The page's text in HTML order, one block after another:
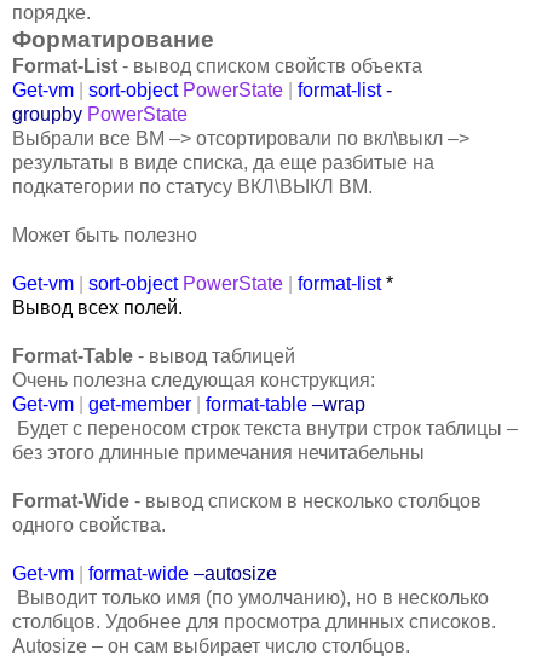
порядке.
Форматирование
Format-List - вывод списком свойств объекта
Get-vm
sort-object PowerState format-list -
groupby PowerState
Выбрали все ВМ –> отсортировали по вкл\выкл –>
результаты в виде списка, да еще разбитые на
подкатегории по статусу ВКЛ\ВЫКЛ ВМ.
Может быть полезно
Get-vm sort-object PowerState format-list*
Вывод всех полей.
Format-Table - вывод таблицей
Очень полезна следующая конструкция:
Get-vm
get-member format-table –wrap
Будет с переносом строк текста внутри строк таблицы –
без этого длинные примечания нечитабельны
Format-Wide - вывод списком в несколько столбцов
одного свойства.
Get-vm format-wide –autosize
Выводит только имя (по умолчанию), но в несколько
столбцов. Удобнее для просмотра длинных списоков.
Autosize – он сам выбирает число столбцов.